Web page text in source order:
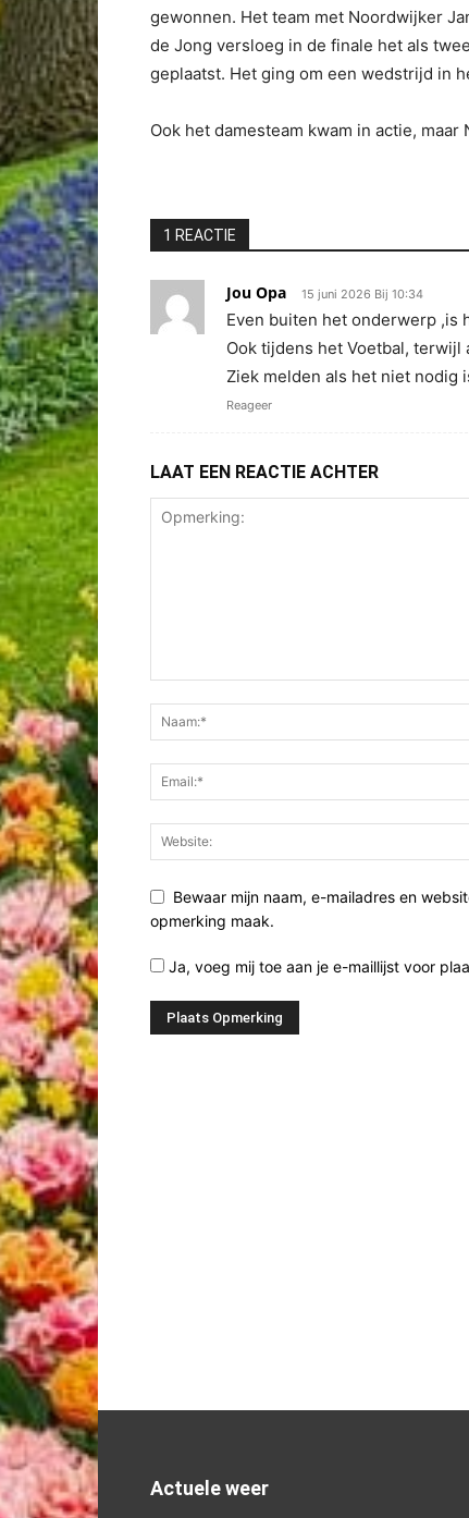
gewonnen. Het team met Noordwijker
de Jong versloeg in de finale het als
geplaatst. Het ging om een wedstrijd in
Ook het damesteam kwam in actie,
1 REACTIE
Jou Opa 15 juni 2026 Bij 10:34
Even buiten het onderwerp ,is
Ook tijdens het Voetbal,
Ziek melden als het niet nodig
Reageer
LAAT EEN REACTIE ACHTER
Bewaar mijn naam, e-mailadres en
opmerking maak.
Ja, voeg mij toe aan je e-maillijst voor
Actuele weer